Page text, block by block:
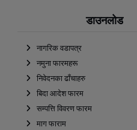
डाउनलोड
नागरिक वडापत्र
नमुना फारमहरू
निवेदनका ढाँचाहरु
बिदा आदेश फारम
सम्पत्ति विवरण फारम
माग फाराम